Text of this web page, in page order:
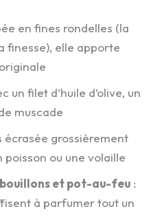
en fines rondelles (la
finesse), elle apporte
un filet d’huile d’olive, un
muscade
écrasée grossièrement
ou une volaille
et pot-au-feu :
à parfumer tout un